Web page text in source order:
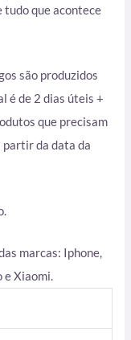
tudo que acontece
são produzidos
é de 2 dias úteis +
que precisam
partir da data da
marcas: Iphone,
e Xiaomi.